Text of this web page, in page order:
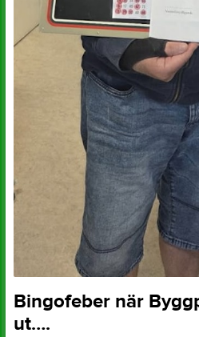
Bingofeber när
ut….